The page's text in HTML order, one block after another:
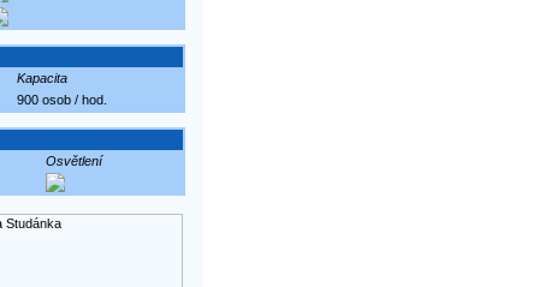
Kapacita
900 osob / hod.
Osvětlení